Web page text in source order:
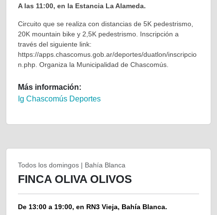
A las 11:00, en la Estancia La Alameda.
Circuito que se realiza con distancias de 5K pedestrismo,
20K mountain bike y 2,5K pedestrismo. Inscripción a
través del siguiente link:
https://apps.chascomus.gob.ar/deportes/duatlon/inscripcio
n.php. Organiza la Municipalidad de Chascomús.
Más información:
Ig Chascomús Deportes
Todos los domingos | Bahía Blanca
FINCA OLIVA OLIVOS
De 13:00 a 19:00, en RN3 Vieja, Bahía Blanca.